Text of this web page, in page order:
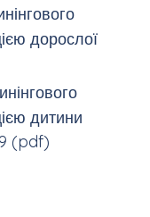
дорослої
дитини
(pdf)